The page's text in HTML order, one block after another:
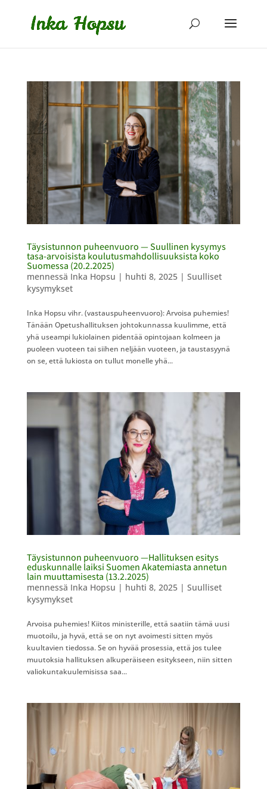
Täysistunnon puheenvuoro — Suullinen kysymys
tasa-arvoisista koulutusmahdollisuuksista koko
Suomessa (20.2.2025)
mennessä Inka Hopsu | huhti 8, 2025| Suulliset
kysymykset
Inka Hopsu vihr. (vastauspuheenvuoro): Arvoisa puhemies!
Tänään Opetushallituksen johtokunnassa kuulimme, että
yhä useampi lukiolainen pidentää opintojaan kolmeen ja
puoleen vuoteen tai siihen neljään vuoteen, ja taustasyynä
on se, että lukiosta on tullut monelle yhä...
Täysistunnon puheenvuoro —Hallituksen esitys
eduskunnalle laiksi Suomen Akatemiasta annetun
lain muuttamisesta (13.2.2025)
mennessä Inka Hopsu | huhti 8, 2025| Suulliset
kysymykset
Arvoisa puhemies! Kiitos ministerille, että saatiin tämä uusi
muotoilu, ja hyvä, että se on nyt avoimesti sitten myös
kuultavien tiedossa. Se on hyvää prosessia, että jos tulee
muutoksia hallituksen alkuperäiseen esitykseen, niin sitten
valiokuntakuulemisissa saa...